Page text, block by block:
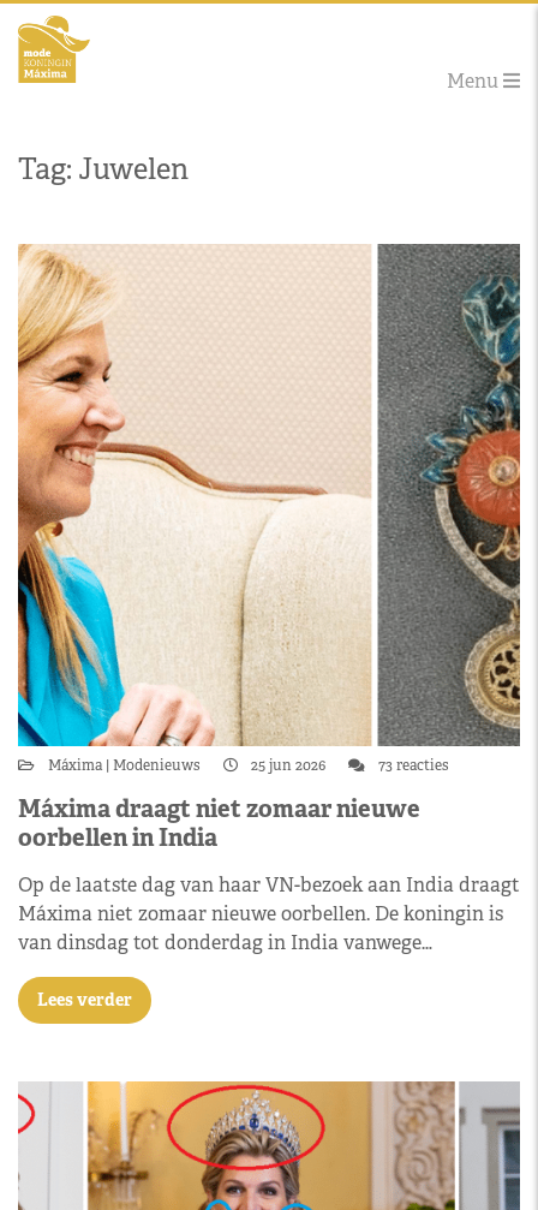
Menu
Tag: Juwelen
Máxima Modenieuws 25 jun 2026 73 reacties
Máxima draagt niet zomaar nieuwe
oorbellen in India
Op de laatste dag van haar VN-bezoek aan India draagt
Máxima niet zomaar nieuwe oorbellen. De koningin is
van dinsdag tot donderdag in India vanwege…
Lees verder